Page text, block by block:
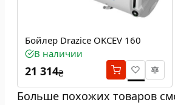
Бойлер Drazice OKCEV 160
В наличии
21 314₴
Больше похожих товаров